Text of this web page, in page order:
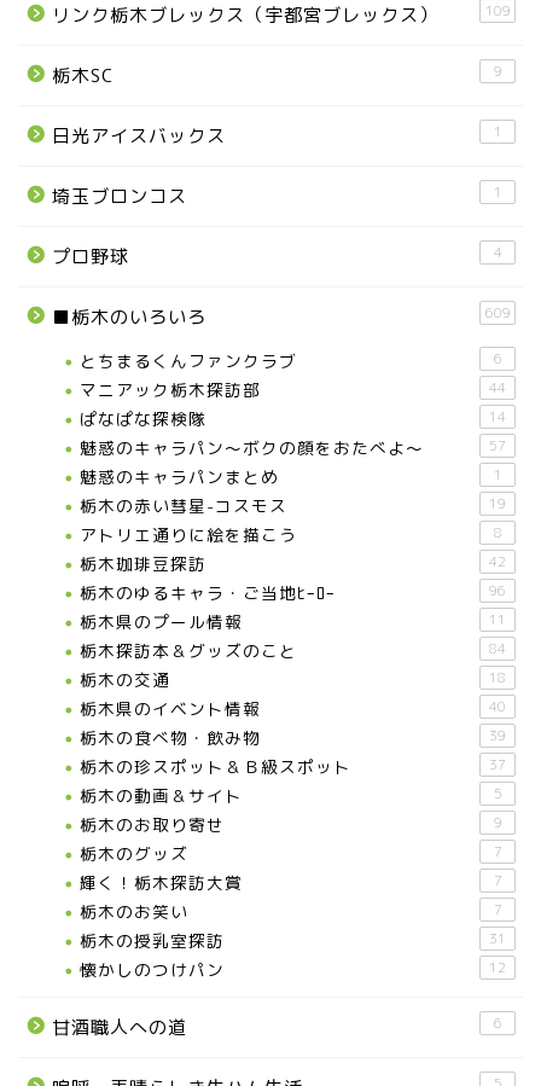
リンク栃木ブレックス（宇都宮ブレックス） 109
栃木SC 9
日光アイスバックス 1
埼玉ブロンコス 1
プロ野球 4
■栃木のいろいろ 609
とちまるくんファンクラブ 6
マニアック栃木探訪部 44
ぱなぱな探検隊 14
魅惑のキャラパン～ボクの顔をおたべよ～ 57
魅惑のキャラパンまとめ 1
栃木の赤い彗星-コスモス 19
アトリエ通りに絵を描こう 8
栃木珈琲豆探訪 42
栃木のゆるキャラ・ご当地ﾋｰﾛｰ 96
栃木県のプール情報 11
栃木探訪本＆グッズのこと 84
栃木の交通 18
栃木県のイベント情報 40
栃木の食べ物・飲み物 39
栃木の珍スポット＆Ｂ級スポット 37
栃木の動画＆サイト 5
栃木のお取り寄せ 9
栃木のグッズ 7
輝く！栃木探訪大賞 7
栃木のお笑い 7
栃木の授乳室探訪 31
懐かしのつけパン 12
甘酒職人への道 6